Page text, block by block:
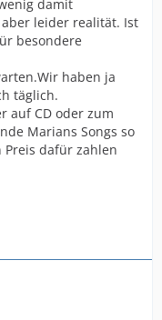
damit
leider realität. Ist
besondere
haben ja
täglich.
auf CD oder zum
Marians Songs so
dafür zahlen